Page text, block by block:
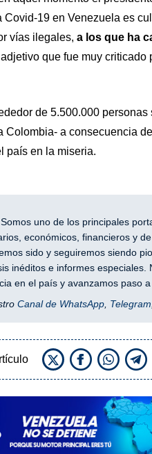
Covid-19 en Venezuela es
vías ilegales, a los que ha
que fue muy criticado
de 5.500.000
Colombia- a consecuencia
país en la miseria.
Somos uno de los principales
económicos, financieros y
sido y seguiremos siendo
inéditos e informes especiales.
en el país y avanzamos paso a
Canal de WhatsApp, Telegram